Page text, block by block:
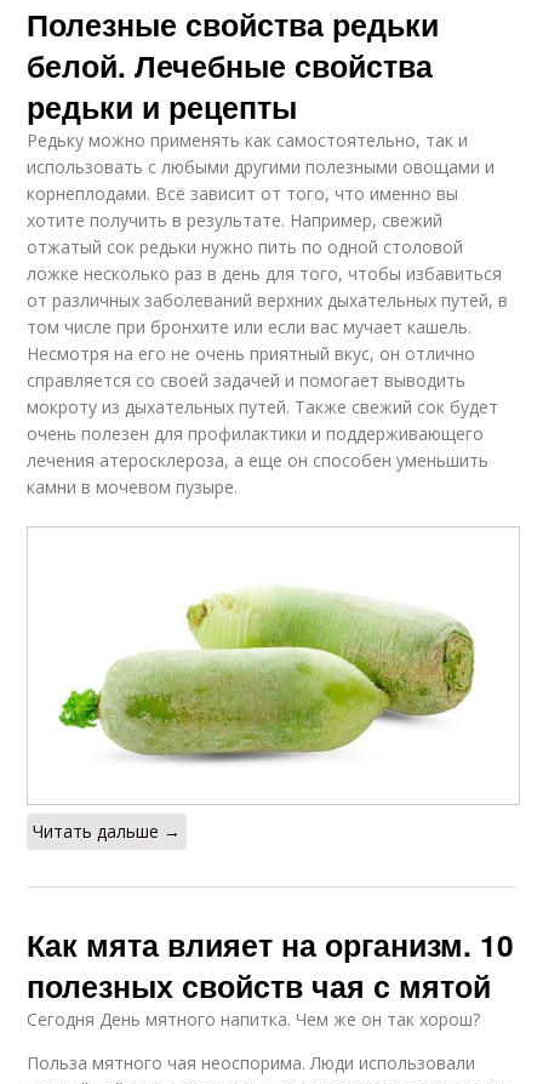
Полезные свойства редьки
белой. Лечебные свойства
редьки и рецепты
Редьку можно применять как самостоятельно, так и
использовать с любыми другими полезными овощами и
корнеплодами. Всё зависит от того, что именно вы
хотите получить в результате. Например, свежий
отжатый сок редьки нужно пить по одной столовой
ложке несколько раз в день для того, чтобы избавиться
от различных заболеваний верхних дыхательных путей, в
том числе при бронхите или если вас мучает кашель.
Несмотря на его не очень приятный вкус, он отлично
справляется со своей задачей и помогает выводить
мокроту из дыхательных путей. Также свежий сок будет
очень полезен для профилактики и поддерживающего
лечения атеросклероза, а еще он способен уменьшить
камни в мочевом пузыре.
Читать дальше →
Как мята влияет на организм. 10
полезных свойств чая с мятой
Сегодня День мятного напитка. Чем же он так хорош?
Польза мятного чая неоспорима. Люди использовали